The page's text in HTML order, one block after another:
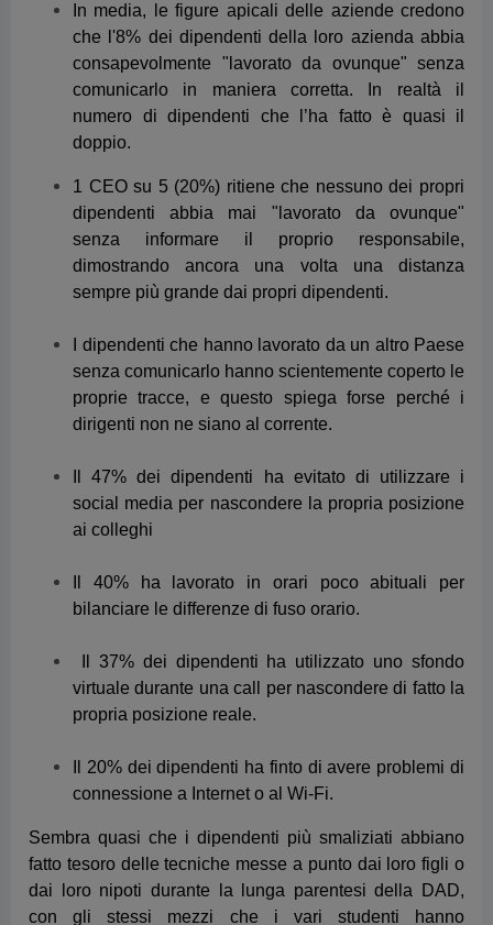
dipendenti abbia mai "lavorato da ovunque"
senza informare il proprio responsabile,
dimostrando ancora una volta una distanza
sempre più grande dai propri dipendenti.
senza comunicarlo hanno scientemente coperto le
proprie tracce, e questo spiega forse perché i
dirigenti non ne siano al corrente.
Il 47% dei dipendenti ha evitato di utilizzare i
ai colleghi
Il 40% ha lavorato in orari poco abituali per
bilanciare le differenze di fuso orario.
Il 37% dei dipendenti ha utilizzato uno sfondo
virtuale durante una call per nascondere di fatto la
propria posizione reale.
Il 20% dei dipendenti ha finto di avere problemi di
connessione a Internet o al Wi-Fi.
Sembra quasi che i dipendenti più smaliziati abbiano
fatto tesoro delle tecniche messe a punto dai loro figli o
dai loro nipoti durante la lunga parentesi della DAD,
sperimentato per evitare interrogazioni e verifiche. I
comportamenti ingannevoli dei dipendenti non sono
aziendali, piuttosto a mancare è la piena
consapevolezza delle proprie responsabilità in caso di
questi comportamenti, passibili almeno di una lettera di
richiamo, soprattutto i dipendenti ignorano i rischi per la